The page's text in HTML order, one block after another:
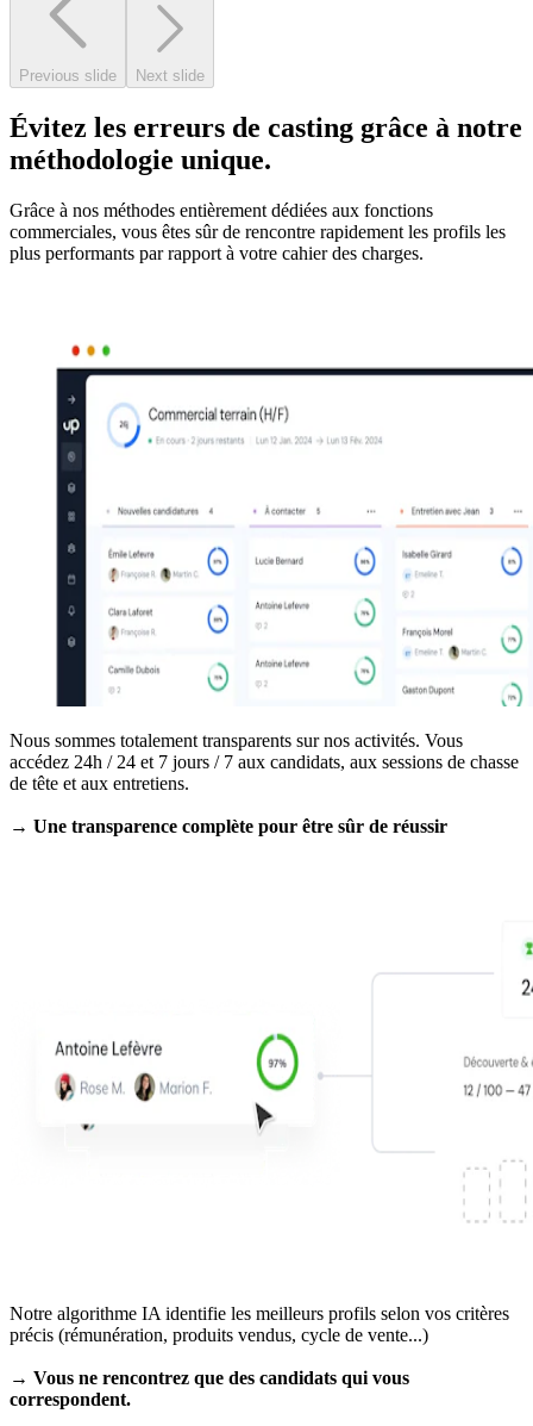
Previous slide Next slide
Évitez les erreurs de casting grâce à notre
méthodologie unique.
Grâce à nos méthodes entièrement dédiées aux fonctions
commerciales, vous êtes sûr de rencontre rapidement les profils les
plus performants par rapport à votre cahier des charges.
Nous sommes totalement transparents sur nos activités. Vous
accédez 24h / 24 et 7 jours / 7 aux candidats, aux sessions de chasse
de tête et aux entretiens.
→ Une transparence complète pour être sûr de réussir
Notre algorithme IA identifie les meilleurs profils selon vos critères
précis (rémunération, produits vendus, cycle de vente...)
→ Vous ne rencontrez que des candidats qui vous
correspondent.